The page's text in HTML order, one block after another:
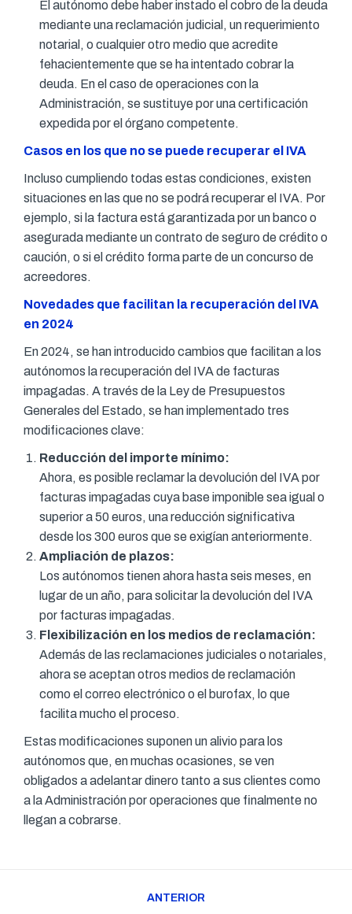
El autónomo debe haber instado el cobro de la deuda
mediante una reclamación judicial, un requerimiento
notarial, o cualquier otro medio que acredite
fehacientemente que se ha intentado cobrar la
deuda. En el caso de operaciones con la
Administración, se sustituye por una certificación
expedida por el órgano competente.
Casos en los que no se puede recuperar el IVA
Incluso cumpliendo todas estas condiciones, existen
situaciones en las que no se podrá recuperar el IVA. Por
ejemplo, si la factura está garantizada por un banco o
asegurada mediante un contrato de seguro de crédito o
caución, o si el crédito forma parte de un concurso de
acreedores.
Novedades que facilitan la recuperación del IVA
en 2024
En 2024, se han introducido cambios que facilitan a los
autónomos la recuperación del IVA de facturas
impagadas. A través de la Ley de Presupuestos
Generales del Estado, se han implementado tres
modificaciones clave:
Reducción del importe mínimo:
Ahora, es posible reclamar la devolución del IVA por
facturas impagadas cuya base imponible sea igual o
superior a 50 euros, una reducción significativa
desde los 300 euros que se exigían anteriormente.
Ampliación de plazos:
Los autónomos tienen ahora hasta seis meses, en
lugar de un año, para solicitar la devolución del IVA
por facturas impagadas.
Flexibilización en los medios de reclamación:
Además de las reclamaciones judiciales o notariales,
ahora se aceptan otros medios de reclamación
como el correo electrónico o el burofax, lo que
facilita mucho el proceso.
Estas modificaciones suponen un alivio para los
autónomos que, en muchas ocasiones, se ven
obligados a adelantar dinero tanto a sus clientes como
a la Administración por operaciones que finalmente no
llegan a cobrarse.
ANTERIOR